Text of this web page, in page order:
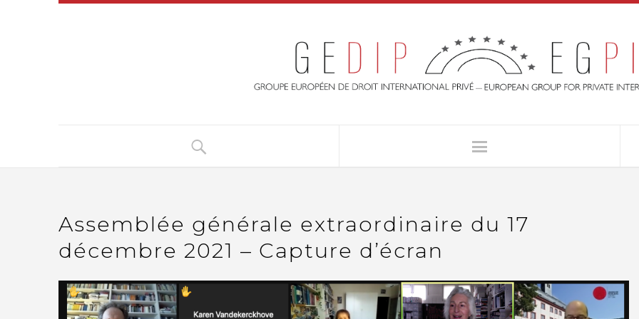
Assemblée générale extraordinaire du 17
décembre 2021 – Capture d’écran